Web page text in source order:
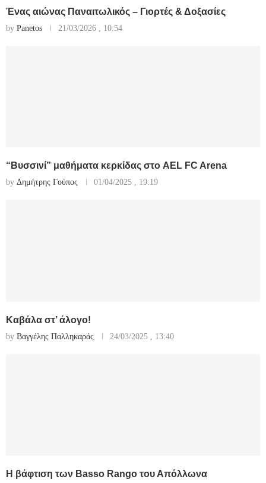
Ένας αιώνας Παναιτωλικός – Γιορτές & Δοξασίες
by Panetos 21/03/2026 , 10:54
“Βυσσινί” μαθήματα κερκίδας στο AEL FC Arena
by Δημήτρης Γούπος 01/04/2025 , 19:19
Καβάλα στ’ άλογο!
by Βαγγέλης Παλληκαράς 24/03/2025 , 13:40
Η βάφτιση των Basso Rango του Απόλλωνα